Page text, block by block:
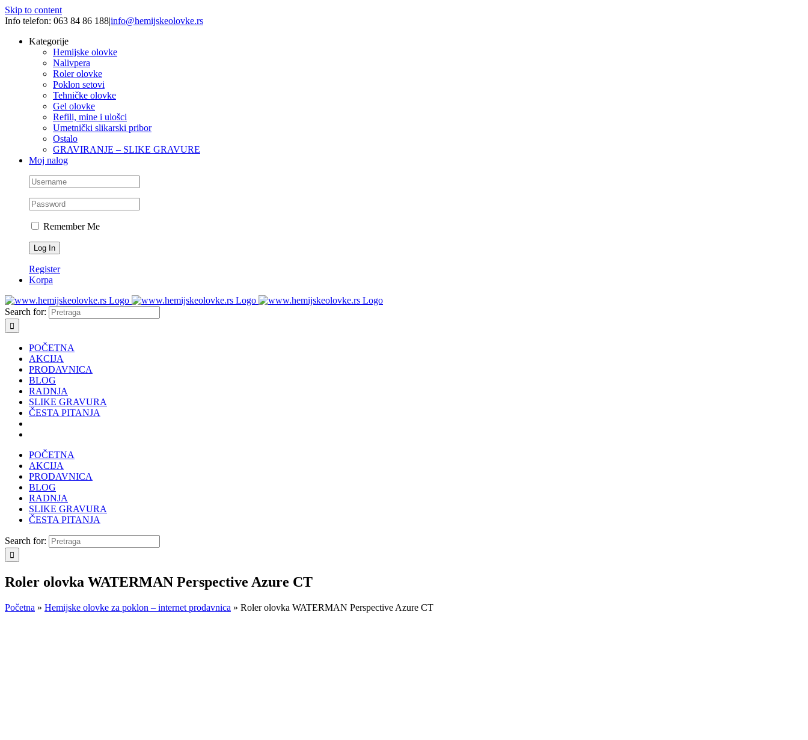
Skip to content
Info telefon: 063 84 86 188|info@hemijskeolovke.rs
Kategorije
Hemijske olovke
Nalivpera
Roler olovke
Poklon setovi
Tehničke olovke
Gel olovke
Refili, mine i ulošci
Umetnički slikarski pribor
Ostalo
GRAVIRANJE – SLIKE GRAVURE
Moj nalog
Remember Me
Register
Korpa
Search for:
POČETNA
AKCIJA
PRODAVNICA
BLOG
RADNJA
SLIKE GRAVURA
ČESTA PITANJA
POČETNA
AKCIJA
PRODAVNICA
BLOG
RADNJA
SLIKE GRAVURA
ČESTA PITANJA
Search for:
Roler olovka WATERMAN Perspective Azure CT
Početna » Hemijske olovke za poklon – internet prodavnica » Roler olovka WATERMAN Perspective Azure CT